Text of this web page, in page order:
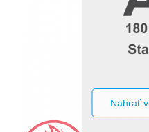
Nahrať